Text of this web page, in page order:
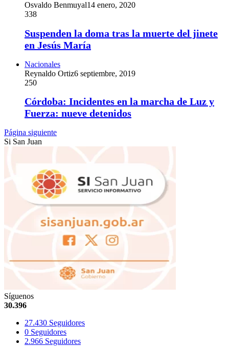
Osvaldo Benmuyal14 enero, 2020
338
Suspenden la doma tras la muerte del jinete
en Jesús María
Nacionales
Reynaldo Ortiz6 septiembre, 2019
250
Córdoba: Incidentes en la marcha de Luz y
Fuerza: nueve detenidos
Página siguiente
Si San Juan
Síguenos
30.396
27.430 Seguidores
0 Seguidores
2.966 Seguidores